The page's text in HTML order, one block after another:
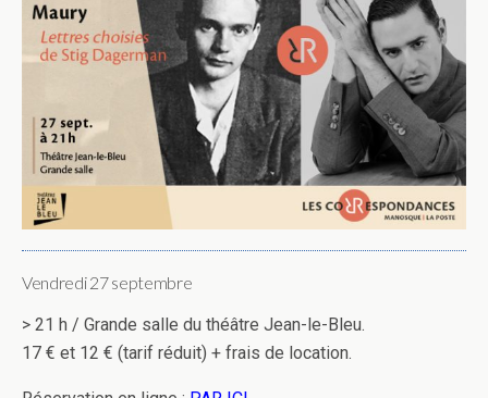
Vendredi 27 septembre
> 21 h / Grande salle du théâtre Jean-le-Bleu.
17 € et 12 € (tarif réduit) + frais de location.